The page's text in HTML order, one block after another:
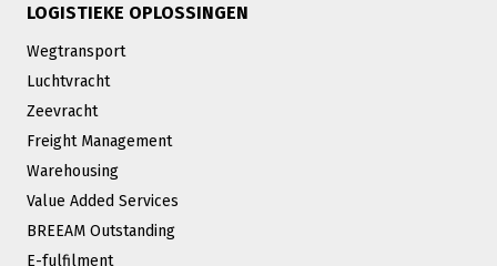
LOGISTIEKE OPLOSSINGEN
Wegtransport
Luchtvracht
Zeevracht
Freight Management
Warehousing
Value Added Services
BREEAM Outstanding
E-fulfilment